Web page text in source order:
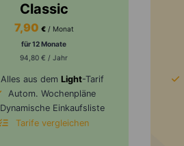
Classic
7,90 € / Monat
für 12 Monate
94,80 € / Jahr
Alles aus dem Light-Tarif
Autom. Wochenpläne
Dynamische Einkaufsliste
Tarife vergleichen